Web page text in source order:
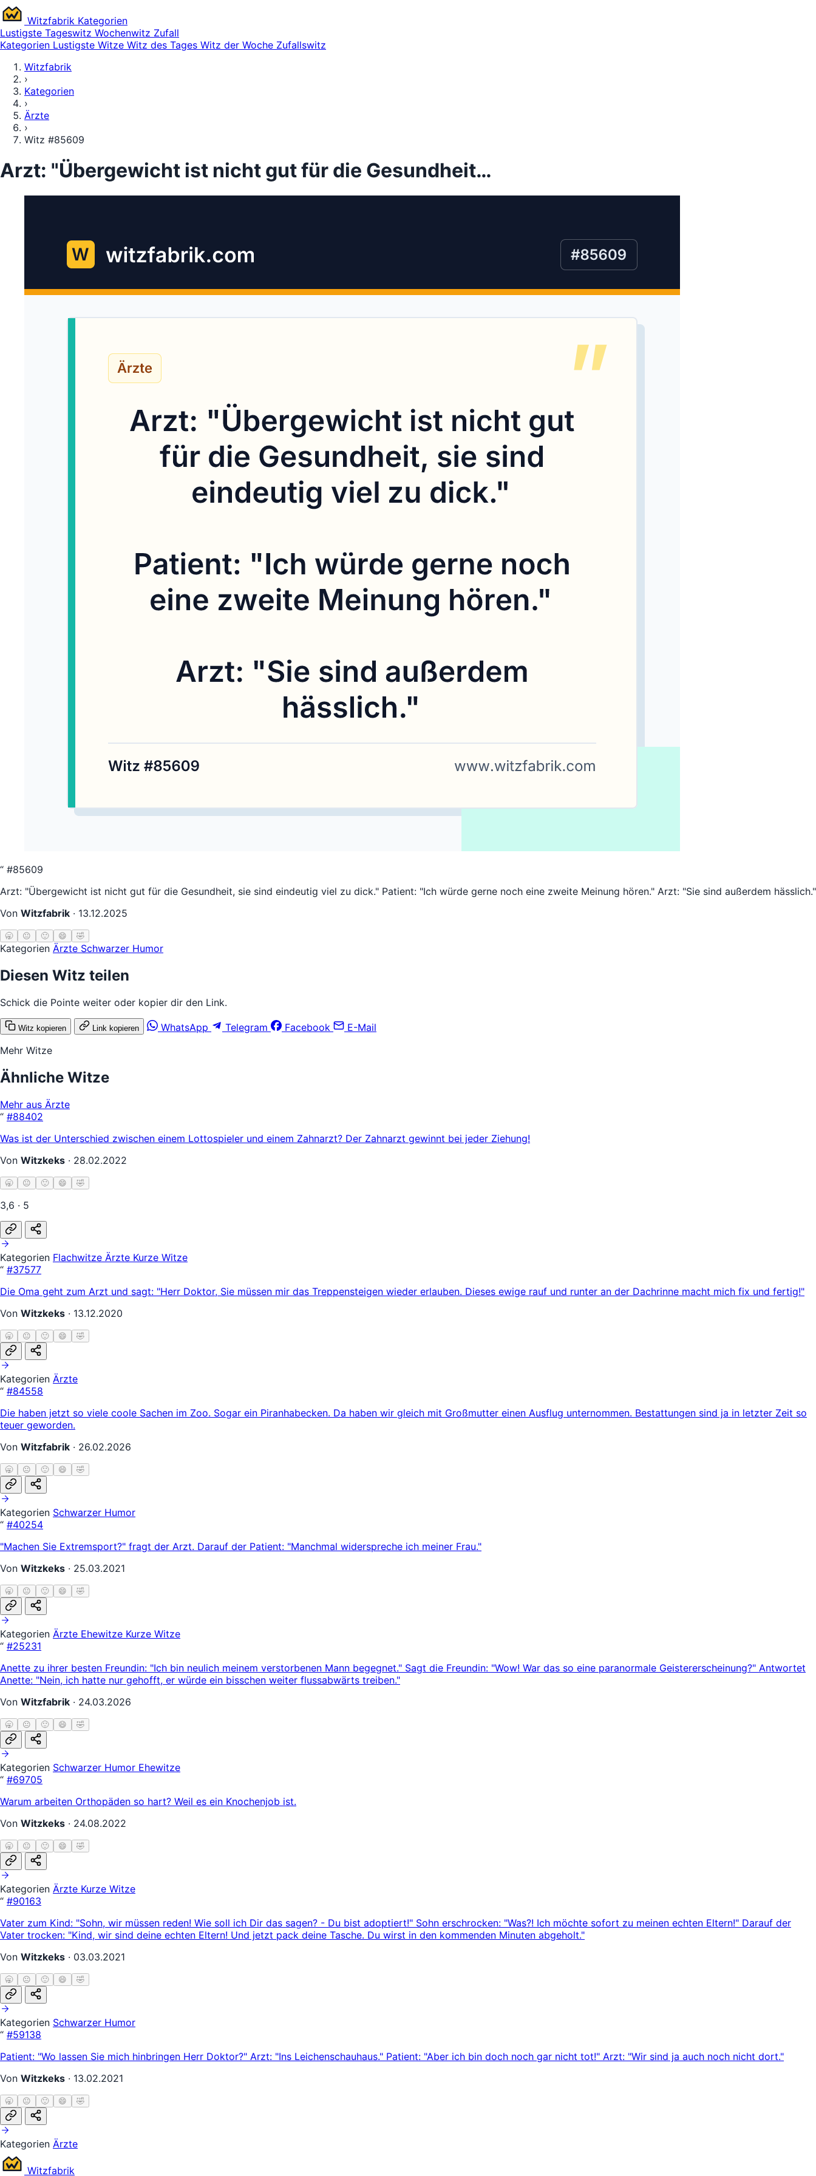
Witzfabrik Kategorien
Lustigste Tageswitz Wochenwitz Zufall
Kategorien Lustigste Witze Witz des Tages Witz der Woche Zufallswitz
Witzfabrik
›
Kategorien
›
Ärzte
›
Witz #85609
Arzt: "Übergewicht ist nicht gut für die Gesundheit…
“ #85609
Arzt: "Übergewicht ist nicht gut für die Gesundheit, sie sind eindeutig viel zu dick." Patient: "Ich würde gerne noch eine zweite Meinung hören." Arzt: "Sie sind außerdem hässlich."
Von Witzfabrik · 13.12.2025
🥱 😐 🙂 😄 🤣
Kategorien Ärzte Schwarzer Humor
Diesen Witz teilen
Schick die Pointe weiter oder kopier dir den Link.
Witz kopieren Link kopieren WhatsApp Telegram Facebook
E-Mail
Mehr Witze
Ähnliche Witze
Mehr aus Ärzte
“ #88402
Was ist der Unterschied zwischen einem Lottospieler und einem Zahnarzt? Der Zahnarzt gewinnt bei jeder Ziehung!
Von Witzkeks · 28.02.2022
🥱 😐 🙂 😄 🤣
3,6 · 5
Kategorien Flachwitze Ärzte Kurze Witze
“ #37577
Die Oma geht zum Arzt und sagt: "Herr Doktor, Sie müssen mir das Treppensteigen wieder erlauben. Dieses ewige rauf und runter an der Dachrinne macht mich fix und fertig!"
Von Witzkeks · 13.12.2020
🥱 😐 🙂 😄 🤣
Kategorien Ärzte
“ #84558
Die haben jetzt so viele coole Sachen im Zoo. Sogar ein Piranhabecken. Da haben wir gleich mit Großmutter einen Ausflug unternommen. Bestattungen sind ja in letzter Zeit so
teuer geworden.
Von Witzfabrik · 26.02.2026
🥱 😐 🙂 😄 🤣
Kategorien Schwarzer Humor
“ #40254
"Machen Sie Extremsport?" fragt der Arzt. Darauf der Patient: "Manchmal widerspreche ich meiner Frau."
Von Witzkeks · 25.03.2021
🥱 😐 🙂 😄 🤣
Kategorien Ärzte Ehewitze Kurze Witze
“ #25231
Anette zu ihrer besten Freundin: "Ich bin neulich meinem verstorbenen Mann begegnet." Sagt die Freundin: "Wow! War das so eine paranormale Geistererscheinung?" Antwortet
Anette: "Nein, ich hatte nur gehofft, er würde ein bisschen weiter flussabwärts treiben."
Von Witzfabrik · 24.03.2026
🥱 😐 🙂 😄 🤣
Kategorien Schwarzer Humor Ehewitze
“ #69705
Warum arbeiten Orthopäden so hart? Weil es ein Knochenjob ist.
Von Witzkeks · 24.08.2022
🥱 😐 🙂 😄 🤣
Kategorien Ärzte Kurze Witze
“ #90163
Vater zum Kind: "Sohn, wir müssen reden! Wie soll ich Dir das sagen? - Du bist adoptiert!" Sohn erschrocken: "Was?! Ich möchte sofort zu meinen echten Eltern!" Darauf der
Vater trocken: "Kind, wir sind deine echten Eltern! Und jetzt pack deine Tasche. Du wirst in den kommenden Minuten abgeholt."
Von Witzkeks · 03.03.2021
🥱 😐 🙂 😄 🤣
Kategorien Schwarzer Humor
“ #59138
Patient: "Wo lassen Sie mich hinbringen Herr Doktor?" Arzt: "Ins Leichenschauhaus." Patient: "Aber ich bin doch noch gar nicht tot!" Arzt: "Wir sind ja auch noch nicht dort."
Von Witzkeks · 13.02.2021
🥱 😐 🙂 😄 🤣
Kategorien Ärzte
Witzfabrik